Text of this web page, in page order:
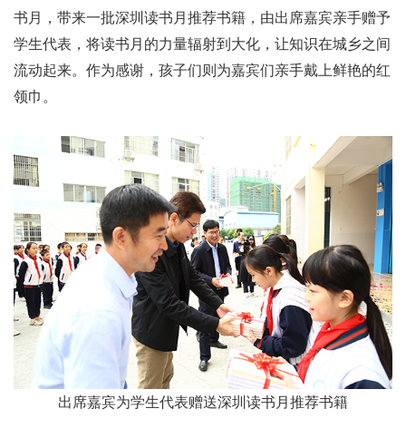
书月，带来一批深圳读书月推荐书籍，由出席嘉宾亲手赠予
学生代表，将读书月的力量辐射到大化，让知识在城乡之间
流动起来。作为感谢，孩子们则为嘉宾们亲手戴上鲜艳的红
领巾。
出席嘉宾为学生代表赠送深圳读书月推荐书籍